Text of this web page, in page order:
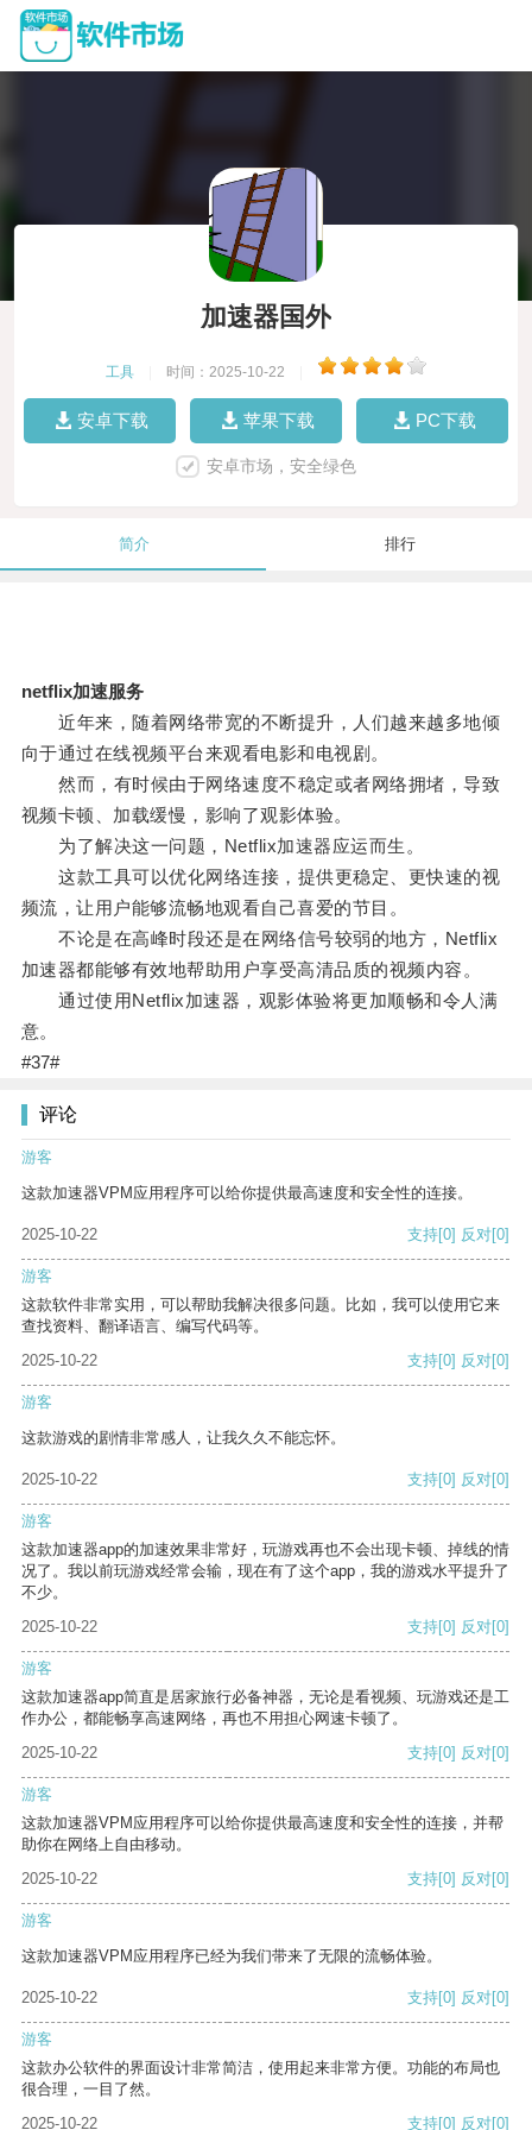
加速器国外
工具 时间：2025-10-22
安卓下载 苹果下载 PC下载
安卓市场，安全绿色
简介 排行
netflix加速服务
近年来，随着网络带宽的不断提升，人们越来越多地倾
向于通过在线视频平台来观看电影和电视剧。
然而，有时候由于网络速度不稳定或者网络拥堵，导致
视频卡顿、加载缓慢，影响了观影体验。
为了解决这一问题，Netflix加速器应运而生。
这款工具可以优化网络连接，提供更稳定、更快速的视
频流，让用户能够流畅地观看自己喜爱的节目。
不论是在高峰时段还是在网络信号较弱的地方，Netflix
加速器都能够有效地帮助用户享受高清品质的视频内容。
通过使用Netflix加速器，观影体验将更加顺畅和令人满
意。
#37#
评论
游客
这款加速器VPM应用程序可以给你提供最高速度和安全性的连接。
2025-10-22 支持[0] 反对[0]
游客
这款软件非常实用，可以帮助我解决很多问题。比如，我可以使用它来
查找资料、翻译语言、编写代码等。
2025-10-22
支持[0] 反对[0]
游客
这款游戏的剧情非常感人，让我久久不能忘怀。
2025-10-22 支持[0] 反对[0]
游客
这款加速器app的加速效果非常好，玩游戏再也不会出现卡顿、掉线的情
况了。我以前玩游戏经常会输，现在有了这个app，我的游戏水平提升了
不少。
2025-10-22
支持[0] 反对[0]
游客
这款加速器app简直是居家旅行必备神器，无论是看视频、玩游戏还是工
作办公，都能畅享高速网络，再也不用担心网速卡顿了。
2025-10-22
支持[0] 反对[0]
游客
这款加速器VPM应用程序可以给你提供最高速度和安全性的连接，并帮
助你在网络上自由移动。
2025-10-22
支持[0] 反对[0]
游客
这款加速器VPM应用程序已经为我们带来了无限的流畅体验。
2025-10-22 支持[0] 反对[0]
游客
这款办公软件的界面设计非常简洁，使用起来非常方便。功能的布局也
很合理，一目了然。
2025-10-22
支持[0] 反对[0]